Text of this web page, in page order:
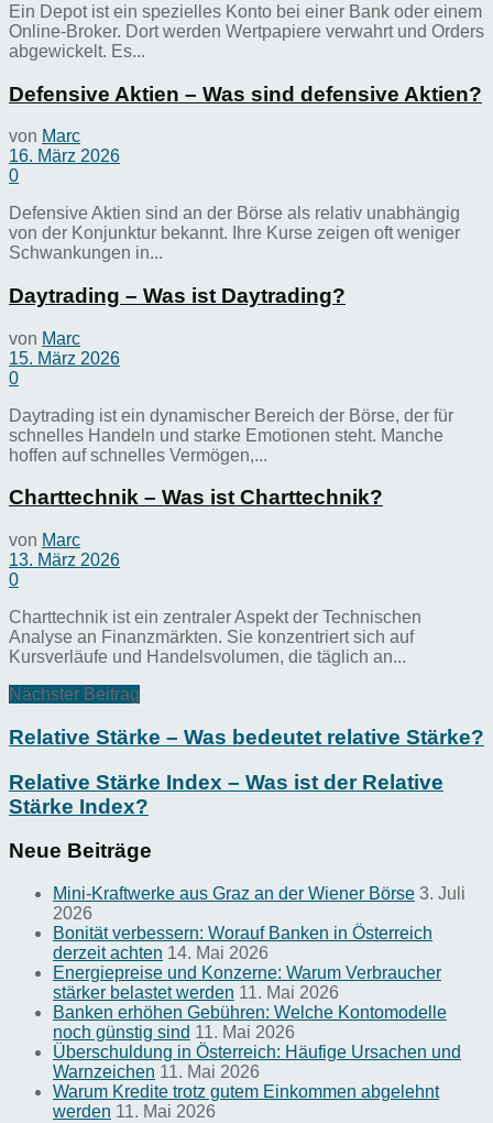
Ein Depot ist ein spezielles Konto bei einer Bank oder einem
Online-Broker. Dort werden Wertpapiere verwahrt und Orders
abgewickelt. Es...
Defensive Aktien – Was sind defensive Aktien?
von Marc
16. März 2026
0
Defensive Aktien sind an der Börse als relativ unabhängig
von der Konjunktur bekannt. Ihre Kurse zeigen oft weniger
Schwankungen in...
Daytrading – Was ist Daytrading?
von Marc
15. März 2026
0
Daytrading ist ein dynamischer Bereich der Börse, der für
schnelles Handeln und starke Emotionen steht. Manche
hoffen auf schnelles Vermögen,...
Charttechnik – Was ist Charttechnik?
von Marc
13. März 2026
0
Charttechnik ist ein zentraler Aspekt der Technischen
Analyse an Finanzmärkten. Sie konzentriert sich auf
Kursverläufe und Handelsvolumen, die täglich an...
Nächster Beitrag
Relative Stärke – Was bedeutet relative Stärke?
Relative Stärke Index – Was ist der Relative
Stärke Index?
Neue Beiträge
Mini-Kraftwerke aus Graz an der Wiener Börse 3. Juli
2026
Bonität verbessern: Worauf Banken in Österreich
derzeit achten 14. Mai 2026
Energiepreise und Konzerne: Warum Verbraucher
stärker belastet werden 11. Mai 2026
Banken erhöhen Gebühren: Welche Kontomodelle
noch günstig sind 11. Mai 2026
Überschuldung in Österreich: Häufige Ursachen und
Warnzeichen 11. Mai 2026
Warum Kredite trotz gutem Einkommen abgelehnt
werden 11. Mai 2026